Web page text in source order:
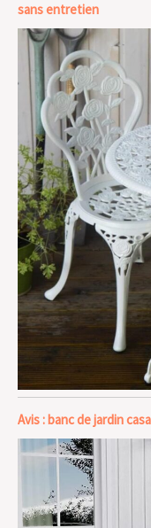
sans entretien
Avis : banc de jardin